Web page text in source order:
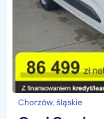
Chorzów, śląskie